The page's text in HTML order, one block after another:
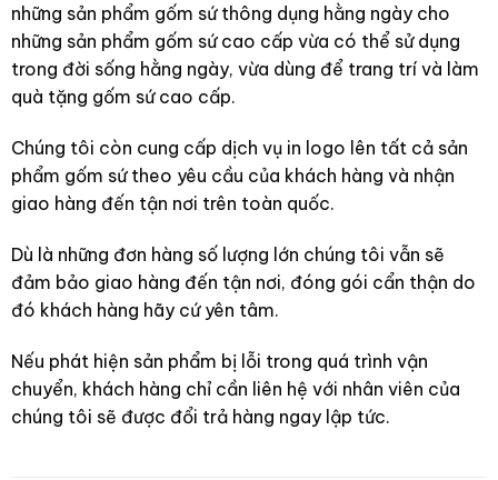
những sản phẩm gốm sứ thông dụng hằng ngày cho
những sản phẩm gốm sứ cao cấp vừa có thể sử dụng
trong đời sống hằng ngày, vừa dùng để trang trí và làm
quà tặng gốm sứ cao cấp.
Chúng tôi còn cung cấp dịch vụ in logo lên tất cả sản
phẩm gốm sứ theo yêu cầu của khách hàng và nhận
giao hàng đến tận nơi trên toàn quốc.
Dù là những đơn hàng số lượng lớn chúng tôi vẫn sẽ
đảm bảo giao hàng đến tận nơi, đóng gói cẩn thận do
đó khách hàng hãy cứ yên tâm.
Nếu phát hiện sản phẩm bị lỗi trong quá trình vận
chuyển, khách hàng chỉ cần liên hệ với nhân viên của
chúng tôi sẽ được đổi trả hàng ngay lập tức.